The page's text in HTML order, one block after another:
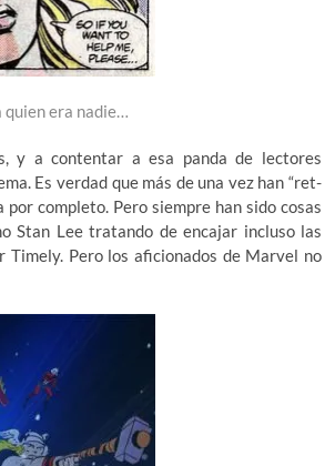
quien era nadie…
y a contentar a esa panda de lectores
Es verdad que más de una vez han “ret-
completo. Pero siempre han sido cosas
Stan Lee tratando de encajar incluso las
Timely. Pero los aficionados de Marvel no